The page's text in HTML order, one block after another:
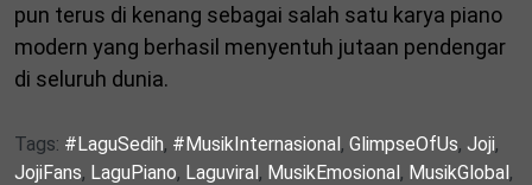
pun terus di kenang sebagai salah satu karya piano
modern yang berhasil menyentuh jutaan pendengar
di seluruh dunia.
Tags: #LaguSedih, #MusikInternasional, GlimpseOfUs, Joji,
JojiFans, LaguPiano, Laguviral, MusikEmosional, MusikGlobal,